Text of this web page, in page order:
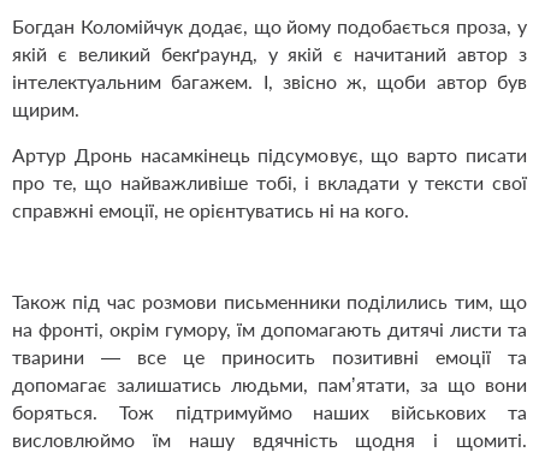
Богдан Коломійчук додає, що йому подобається проза, у
якій є великий бекґраунд, у якій є начитаний автор з
інтелектуальним багажем. І, звісно ж, щоби автор був
щирим.
Артур Дронь насамкінець підсумовує, що варто писати
про те, що найважливіше тобі, і вкладати у тексти свої
справжні емоції, не орієнтуватись ні на кого.
Також під час розмови письменники поділились тим, що
на фронті, окрім гумору, їм допомагають дитячі листи та
тварини — все це приносить позитивні емоції та
допомагає залишатись людьми, памʼятати, за що вони
боряться. Тож підтримуймо наших військових та
висловлюймо їм нашу вдячність щодня і щомиті.